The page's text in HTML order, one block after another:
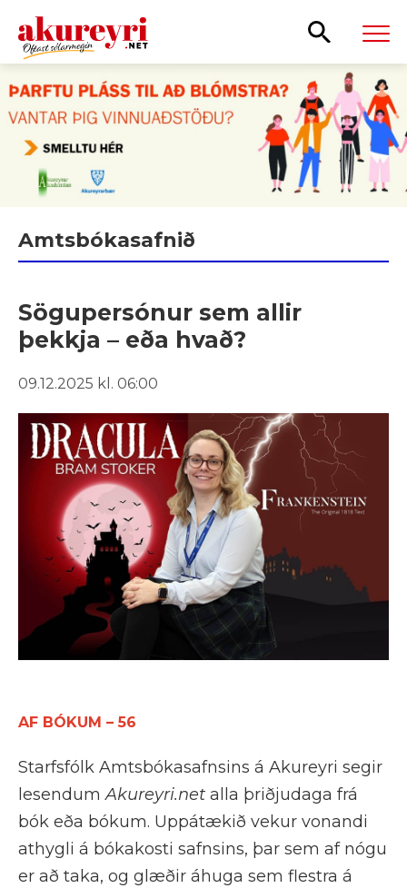
Leita
Amtsbókasafnið
Sögupersónur sem allir
þekkja – eða hvað?
09.12.2025 kl. 06:00
AF BÓKUM – 56
Starfsfólk Amtsbókasafnsins á Akureyri segir
lesendumAkureyri.net alla þriðjudaga frá
bók eða bókum. Uppátækið vekur vonandi
athygli á bókakosti safnsins, þar sem af nógu
er að taka, og glæðir áhuga sem flestra á